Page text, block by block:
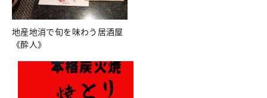
地産地消で旬を味わう居酒屋
《酔人》